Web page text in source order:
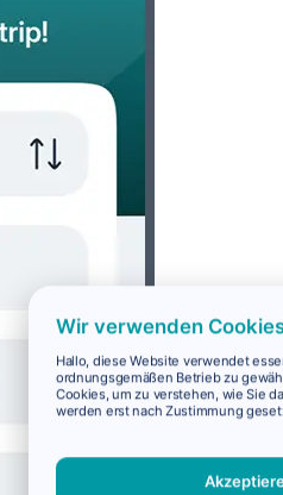
Wir verwenden
Hallo, diese Website verwendet
ordnungsgemäßen Betrieb zu
Cookies, um zu verstehen, wie Sie
werden erst nach Zustimmung